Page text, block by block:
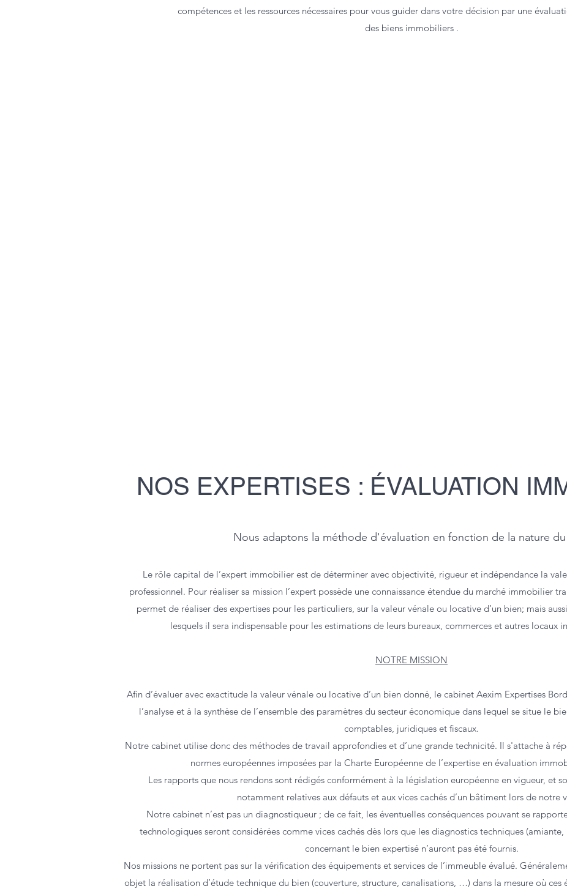
compétences et les ressources nécessaires pour vous guider dans votre décision par une
des biens immobiliers .
NOS EXPERTISES : ÉVALUATION
Nous adaptons la méthode d'évaluation en fonction de la nature
Le rôle capital de l’expert immobilier est de déterminer avec objectivité, rigueur et indépendance la
professionnel. Pour réaliser sa mission l’expert possède une connaissance étendue du marché immobilier
permet de réaliser des expertises pour les particuliers, sur la valeur vénale ou locative d’un bien; mais
lesquels il sera indispensable pour les estimations de leurs bureaux, commerces et autres locaux
NOTRE MISSION
Afin d’évaluer avec exactitude la valeur vénale ou locative d’un bien donné, le cabinet Aexim Expertises
l’analyse et à la synthèse de l’ensemble des paramètres du secteur économique dans lequel se situe le
comptables, juridiques et fiscaux.
Notre cabinet utilise donc des méthodes de travail approfondies et d’une grande technicité. Il s'attache à
normes européennes imposées par la Charte Européenne de l’expertise en évaluation
Les rapports que nous rendons sont rédigés conformément à la législation européenne en vigueur, et
notamment relatives aux défauts et aux vices cachés d’un bâtiment lors de notre
Notre cabinet n’est pas un diagnostiqueur ; de ce fait, les éventuelles conséquences pouvant se
technologiques seront considérées comme vices cachés dès lors que les diagnostics techniques
concernant le bien expertisé n’auront pas été fournis.
Nos missions ne portent pas sur la vérification des équipements et services de l’immeuble évalué.
objet la réalisation d’étude technique du bien (couverture, structure, canalisations, …) dans la mesure où ces